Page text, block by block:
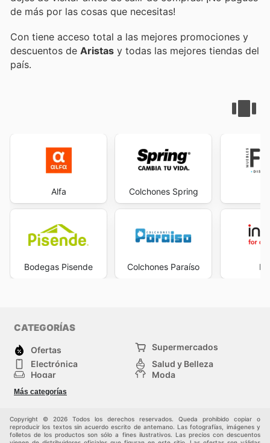
de más por las cosas que necesitas!
Con tiene acceso total a las mejores promociones y
descuentos de Aristas y todas las mejores tiendas del
país.
Alfa
Bodegas Pisende
Colchones Spring
Colchones Paraíso
CATEGORÍAS
Ofertas
Supermercados
Electrónica
Salud y Belleza
Hogar
Moda
Herramientas y jardinería
Infancia
Más categorías
Copyright © 2026 Todos los derechos reservados. Queda prohibido copiar o
reproducir los textos sin acuerdo escrito de antemano. Las fotografías, imágenes y
folletos de los productos son sólo a fines ilustrativos. Las precios con descuentos